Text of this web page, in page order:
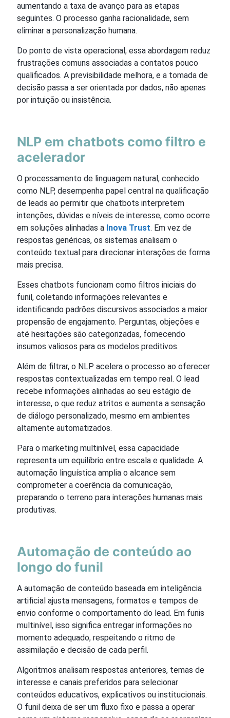
aumentando a taxa de avanço para as etapas
seguintes. O processo ganha racionalidade, sem
eliminar a personalização humana.
Do ponto de vista operacional, essa abordagem reduz
frustrações comuns associadas a contatos pouco
qualificados. A previsibilidade melhora, e a tomada de
decisão passa a ser orientada por dados, não apenas
por intuição ou insistência.
NLP em chatbots como filtro e
acelerador
O processamento de linguagem natural, conhecido
como NLP, desempenha papel central na qualificação
de leads ao permitir que chatbots interpretem
intenções, dúvidas e níveis de interesse, como ocorre
em soluções alinhadas a Inova Trust. Em vez de
respostas genéricas, os sistemas analisam o
conteúdo textual para direcionar interações de forma
mais precisa.
Esses chatbots funcionam como filtros iniciais do
funil, coletando informações relevantes e
identificando padrões discursivos associados a maior
propensão de engajamento. Perguntas, objeções e
até hesitações são categorizadas, fornecendo
insumos valiosos para os modelos preditivos.
Além de filtrar, o NLP acelera o processo ao oferecer
respostas contextualizadas em tempo real. O lead
recebe informações alinhadas ao seu estágio de
interesse, o que reduz atritos e aumenta a sensação
de diálogo personalizado, mesmo em ambientes
altamente automatizados.
Para o marketing multinível, essa capacidade
representa um equilíbrio entre escala e qualidade. A
automação linguística amplia o alcance sem
comprometer a coerência da comunicação,
preparando o terreno para interações humanas mais
produtivas.
Automação de conteúdo ao
longo do funil
A automação de conteúdo baseada em inteligência
artificial ajusta mensagens, formatos e tempos de
envio conforme o comportamento do lead. Em funis
multinível, isso significa entregar informações no
momento adequado, respeitando o ritmo de
assimilação e decisão de cada perfil.
Algoritmos analisam respostas anteriores, temas de
interesse e canais preferidos para selecionar
conteúdos educativos, explicativos ou institucionais.
O funil deixa de ser um fluxo fixo e passa a operar